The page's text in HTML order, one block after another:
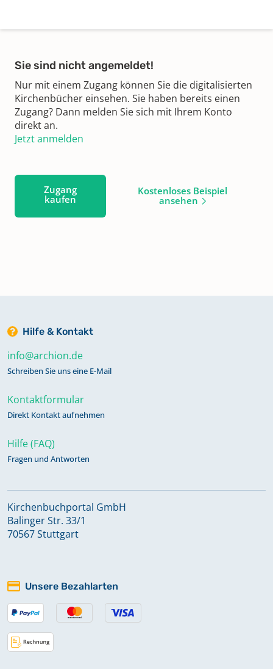
Sie sind nicht angemeldet!
Nur mit einem Zugang können Sie die digitalisierten
Kirchenbücher einsehen. Sie haben bereits einen
Zugang? Dann melden Sie sich mit Ihrem Konto
direkt an.
Jetzt anmelden
Zugang
kaufen
Kostenloses Beispiel
ansehen
Hilfe & Kontakt
info@archion.de
Schreiben Sie uns eine E-Mail
Kontaktformular
Direkt Kontakt aufnehmen
Hilfe (FAQ)
Fragen und Antworten
Kirchenbuchportal GmbH
Balinger Str. 33/1
70567 Stuttgart
Unsere Bezahlarten